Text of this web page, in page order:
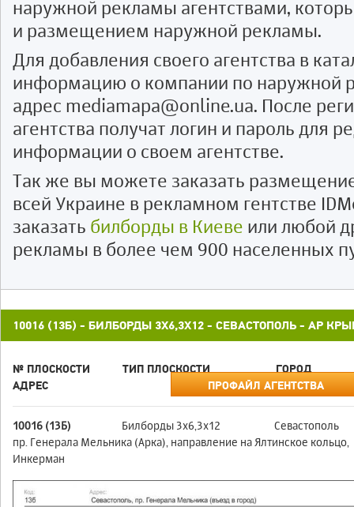
наружной рекламы агентствами,
и размещением наружной рекламы.
Для добавления своего агентства в
информацию о компании по наружной
адрес mediamapa@online.ua. После
агентства получат логин и пароль для
информации о своем агентстве.
Так же вы можете заказать
всей Украине в рекламном гентстве
заказать билборды в Киеве или любой
рекламы в более чем 900 населенных
10016 (13Б) - БИЛБОРДЫ 3X6,3X12 - СЕВАСТОПОЛЬ - АР
№ ПЛОСКОСТИ ТИП ПЛОСКОСТИ
ГОРОД
АДРЕС
ПРОФАЙЛ АГЕНТСТВА
10016 (13Б) Билборды 3x6,3x12
Севастополь
пр. Генерала Мельника (Арка), направление на Ялтинское кольцо,
Инкерман